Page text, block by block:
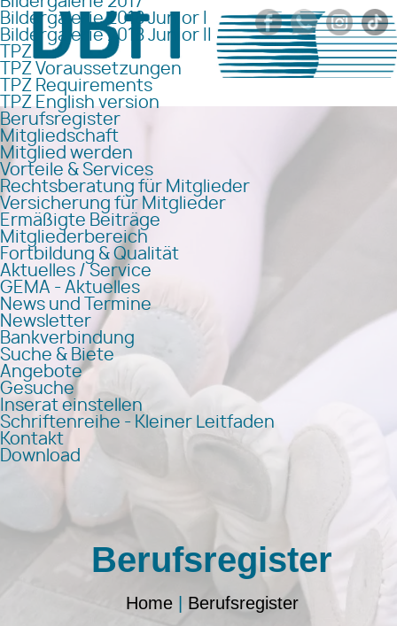
Bildergalerie 2018 Junior I
Bildergalerie 2018 Junior II
TPZ
TPZ Voraussetzungen
TPZ Requirements
TPZ English version
Berufsregister
Mitgliedschaft
Mitglied werden
Vorteile & Services
Rechtsberatung für Mitglieder
Versicherung für Mitglieder
Ermäßigte Beiträge
Mitgliederbereich
Fortbildung & Qualität
Aktuelles / Service
GEMA - Aktuelles
News und Termine
Newsletter
Bankverbindung
Suche & Biete
Angebote
Gesuche
Inserat einstellen
Schriftenreihe - Kleiner Leitfaden
Kontakt
Download
Berufsregister
Home| Berufsregister